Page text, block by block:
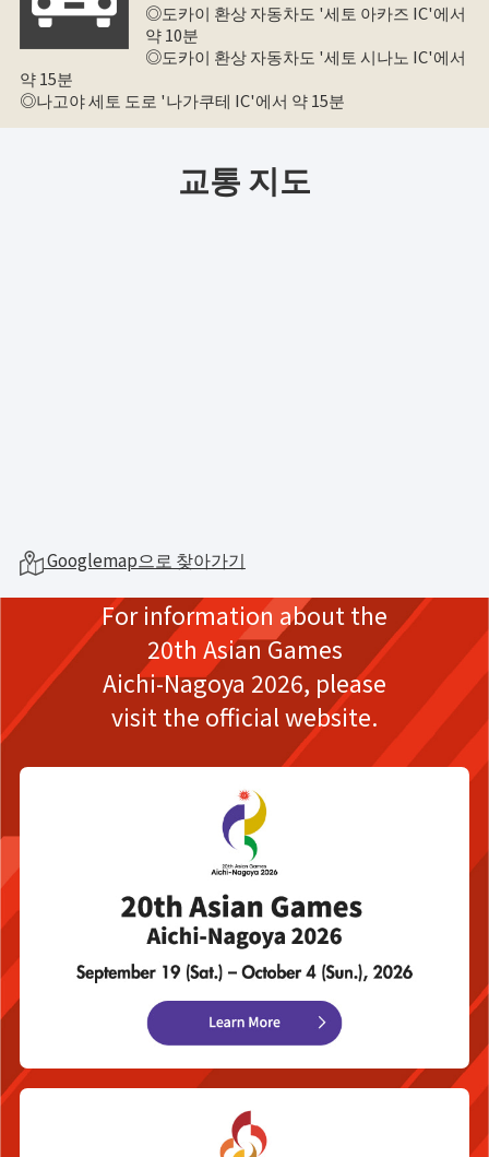
◎도카이 환상 자동차도 '세토 아카즈 IC'에서
약 10분
◎도카이 환상 자동차도 '세토 시나노 IC'에서
약 15분
◎나고야 세토 도로 '나가쿠테 IC'에서 약 15분
교통 지도
Googlemap으로 찾아가기
For information about the
20th Asian Games
Aichi-Nagoya 2026, please
visit the official website.